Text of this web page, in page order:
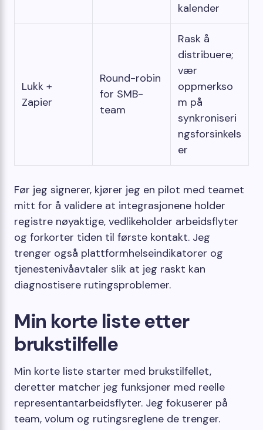
kalender
Lukk +
Zapier
Round-robin
for SMB-
team
Rask å
distribuere;
vær
oppmerkso
m på
synkroniseri
ngsforsinkels
er
Før jeg signerer, kjører jeg en pilot med teamet
mitt for å validere at integrasjonene holder
registre nøyaktige, vedlikeholder arbeidsflyter
og forkorter tiden til første kontakt. Jeg
trenger også plattformhelseindikatorer og
tjenestenivåavtaler slik at jeg raskt kan
diagnostisere rutingsproblemer.
Min korte liste etter
brukstilfelle
Min korte liste starter med brukstilfellet,
deretter matcher jeg funksjoner med reelle
representantarbeidsflyter. Jeg fokuserer på
team, volum og rutingsreglene de trenger.